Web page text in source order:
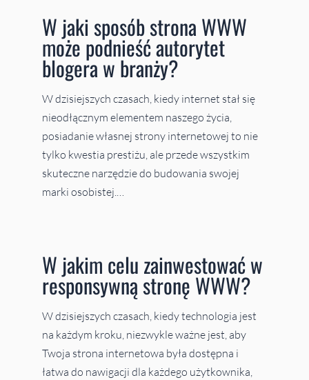
W jaki sposób strona WWW
może podnieść autorytet
blogera w branży?
W dzisiejszych czasach, kiedy internet stał się
nieodłącznym elementem naszego życia,
posiadanie własnej strony internetowej to nie
tylko kwestia prestiżu, ale przede wszystkim
skuteczne narzędzie do budowania swojej
marki osobistej.…
W jakim celu zainwestować w
responsywną stronę WWW?
W dzisiejszych czasach, kiedy technologia jest
na każdym kroku, niezwykle ważne jest, aby
Twoja strona internetowa była dostępna i
łatwa do nawigacji dla każdego użytkownika,